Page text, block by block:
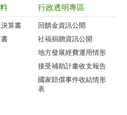
算書
行政透明專區
回饋金資訊公開
社福捐贈資訊公開
地方發展經費運用情形
接受補助計畫收支報告
國家賠償事件收結情形
表